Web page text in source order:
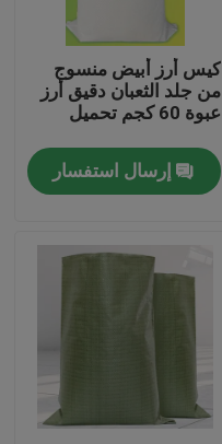
كيس أرز أبيض منسوج
من جلد الثعبان دقيق أرز
عبوة 60 كجم تحميل
إرسال استفسار